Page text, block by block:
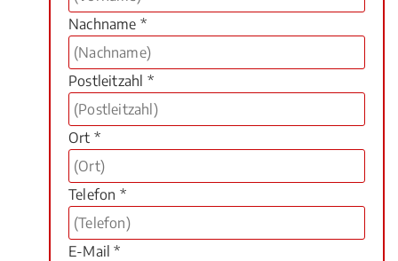
Nachname *
Postleitzahl *
Ort *
Telefon *
E-Mail *